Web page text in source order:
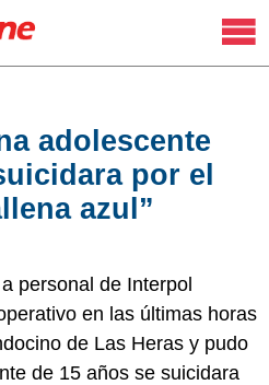
adolescente
por el
azul”
personal de Interpol
en las últimas horas
de Las Heras y pudo
de 15 años se suicidara